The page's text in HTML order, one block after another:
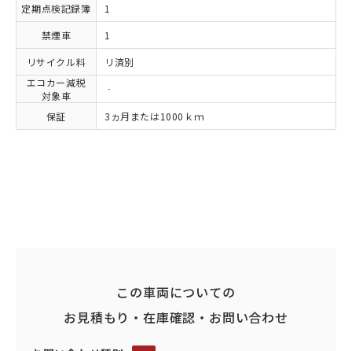
定期点検記録簿
1
禁煙車
1
リサイクル料
リ済別
エコカー減税
対象車
‐
保証 3ヵ月または1000ｋｍ
この車両についての
お見積もり・在庫確認・お問い合わせ